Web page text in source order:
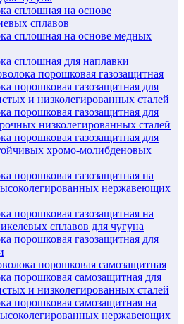
сплошная на основе
сплавов
сплошная на основе медных
сплошная для наплавки
порошковая газозащитная
порошковая газозащитная для
и низколегированных сталей
порошковая газозащитная для
низколегированных сталей
порошковая газозащитная для
хромо-молибденовых
порошковая газозащитная на
нержавеющих
порошковая газозащитная на
сплавов для чугуна
порошковая газозащитная для
порошковая самозащитная
порошковая самозащитная для
и низколегированных сталей
порошковая самозащитная на
нержавеющих